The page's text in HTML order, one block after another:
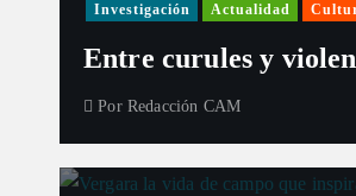
Investigación Actualidad
Entre curules y
Por Redacción CAM